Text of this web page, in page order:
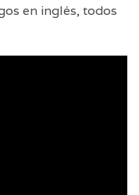
en inglés, todos